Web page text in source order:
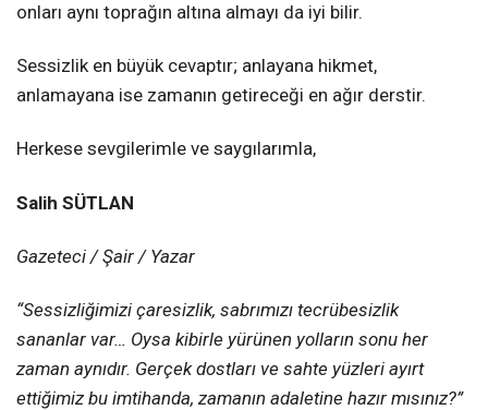
onları aynı toprağın altına almayı da iyi bilir.
Sessizlik en büyük cevaptır; anlayana hikmet,
anlamayana ise zamanın getireceği en ağır derstir.
Herkese sevgilerimle ve saygılarımla,
Salih SÜTLAN
Gazeteci / Şair / Yazar
“Sessizliğimizi çaresizlik, sabrımızı tecrübesizlik
sananlar var… Oysa kibirle yürünen yolların sonu her
zaman aynıdır. Gerçek dostları ve sahte yüzleri ayırt
ettiğimiz bu imtihanda, zamanın adaletine hazır mısınız?”